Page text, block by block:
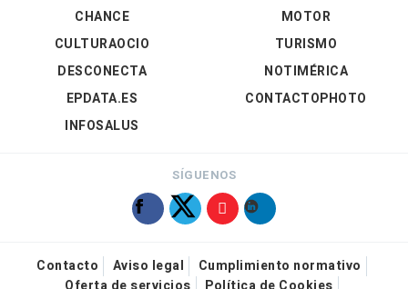
CHANCE
CULTURAOCIO
DESCONECTA
EPDATA.ES
INFOSALUS
MOTOR
TURISMO
NOTIMÉRICA
CONTACTOPHOTO
SÍGUENOS
Contacto Aviso legal
Cumplimiento normativo